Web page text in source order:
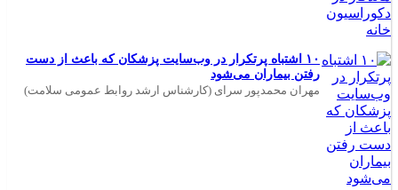
۱۰ اشتباه پرتکرار در وب‌سایت پزشکان که باعث از دست
رفتن بیماران می‌شود
مهران محمدپور سرای (کارشناس ارشد روابط عمومی سلامت)